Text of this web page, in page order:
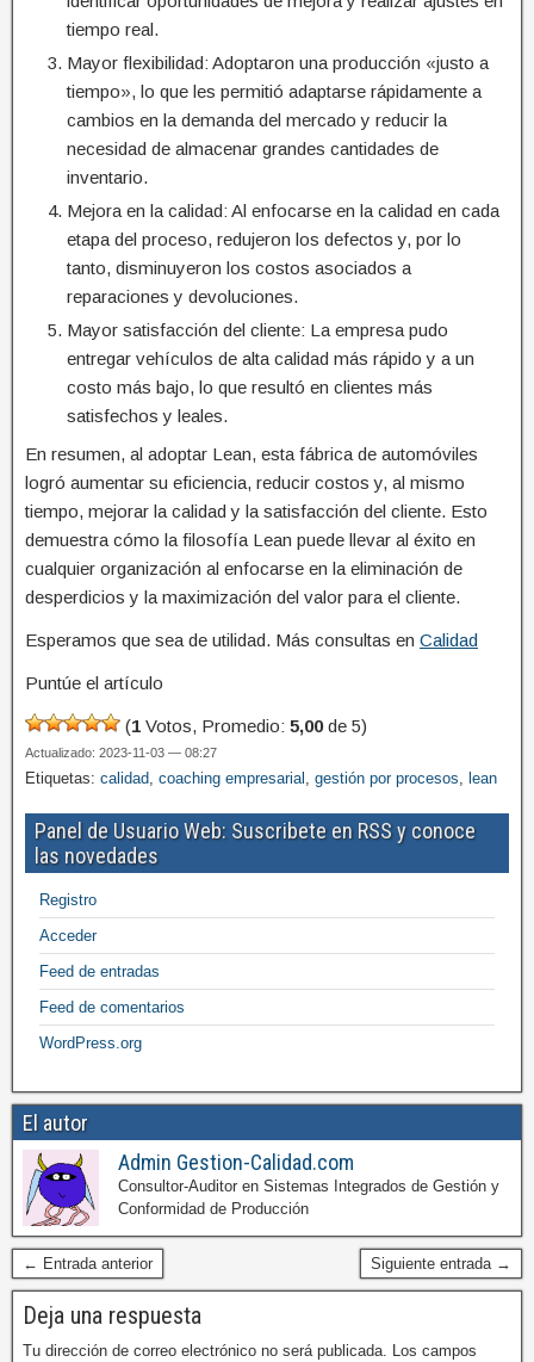
tiempo real.
Mayor flexibilidad: Adoptaron una producción «justo a
tiempo», lo que les permitió adaptarse rápidamente a
cambios en la demanda del mercado y reducir la
necesidad de almacenar grandes cantidades de
inventario.
Mejora en la calidad: Al enfocarse en la calidad en cada
etapa del proceso, redujeron los defectos y, por lo
tanto, disminuyeron los costos asociados a
reparaciones y devoluciones.
Mayor satisfacción del cliente: La empresa pudo
entregar vehículos de alta calidad más rápido y a un
costo más bajo, lo que resultó en clientes más
satisfechos y leales.
En resumen, al adoptar Lean, esta fábrica de automóviles
logró aumentar su eficiencia, reducir costos y, al mismo
tiempo, mejorar la calidad y la satisfacción del cliente. Esto
demuestra cómo la filosofía Lean puede llevar al éxito en
cualquier organización al enfocarse en la eliminación de
desperdicios y la maximización del valor para el cliente.
Esperamos que sea de utilidad. Más consultas en Calidad
Puntúe el artículo
(1 Votos, Promedio: 5,00de 5)
Actualizado: 2023-11-03 — 08:27
Etiquetas: calidad, coaching empresarial , gestión por procesos, lean
Panel de Usuario Web: Suscribete en RSS y conoce
las novedades
Registro
Acceder
Feed de entradas
Feed de comentarios
WordPress.org
El autor
Admin Gestion-Calidad.com
Consultor-Auditor en Sistemas Integrados de Gestión y
Conformidad de Producción
← Entrada anterior Siguiente entrada →
Deja una respuesta
Tu dirección de correo electrónico no será publicada. Los campos